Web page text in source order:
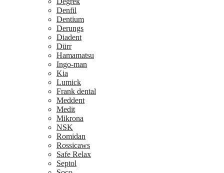
Denfil
Dentium
Derungs
Diadent
Dürr
Hamamatsu
Ingo-man
Kia
Lumick
Frank dental
Meddent
Medit
Mikrona
NSK
Romidan
Rossicaws
Safe Relax
Septol